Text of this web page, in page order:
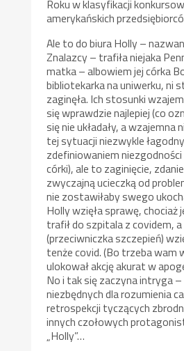
Roku w klasyfikacji
amerykańskich
Ale to do biura Holly –
Znalazcy – trafiła niejaka
matka – albowiem jej córka
bibliotekarka na uniwerku, ni
zaginęła. Ich stosunki
się wprawdzie najlepiej (co
się nie układały, a wzajemna
tej sytuacji niezwykle
zdefiniowaniem
córki), ale to zaginięcie,
zwyczajną ucieczką od
nie zostawiłaby swego
Holly wzięła sprawę, chociaż
trafił do szpitala z covidem,
(przeciwniczka szczepień)
tenże covid. (Bo trzeba wam
ulokował akcję akurat w
No i tak się zaczyna intryga –
niezbędnych dla rozumienia
retrospekcji tyczących
innych czołowych
„Holly”…